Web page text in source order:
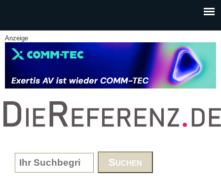
Anzeige
www.DieReferenz.de
Search form